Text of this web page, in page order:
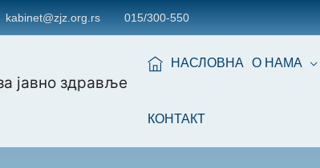
kabinet@zjz.org.rs 015/300-550
јавно здравље
НАСЛОВНА О НАМА
КОНТАКТ